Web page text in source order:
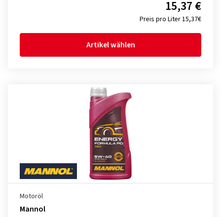
Preis pro Liter 15,37€
15,37 €
Artikel wählen
Motoröl
Mannol